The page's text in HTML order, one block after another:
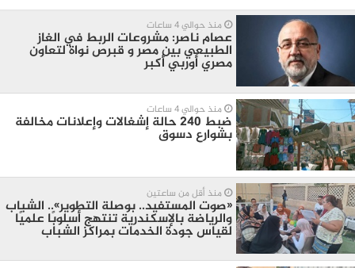
منذ حوالي 4 ساعات
عصام ناصر: مشروعات الربط في الغاز
الطبيعي بين مصر و قبرص نواة لتعاون
مصري أوربي أكبر
منذ حوالي 4 ساعات
ضبط 240 حالة إشغالات وإعلانات مخالفة
بشوارع دسوق
منذ أقل من ساعتين
«صوت المستفيد.. بوصلة التطوير».. الشباب
والرياضة بالإسكندرية تنتهج أسلوبًا علميًا
لقياس جودة الخدمات بمراكز الشباب